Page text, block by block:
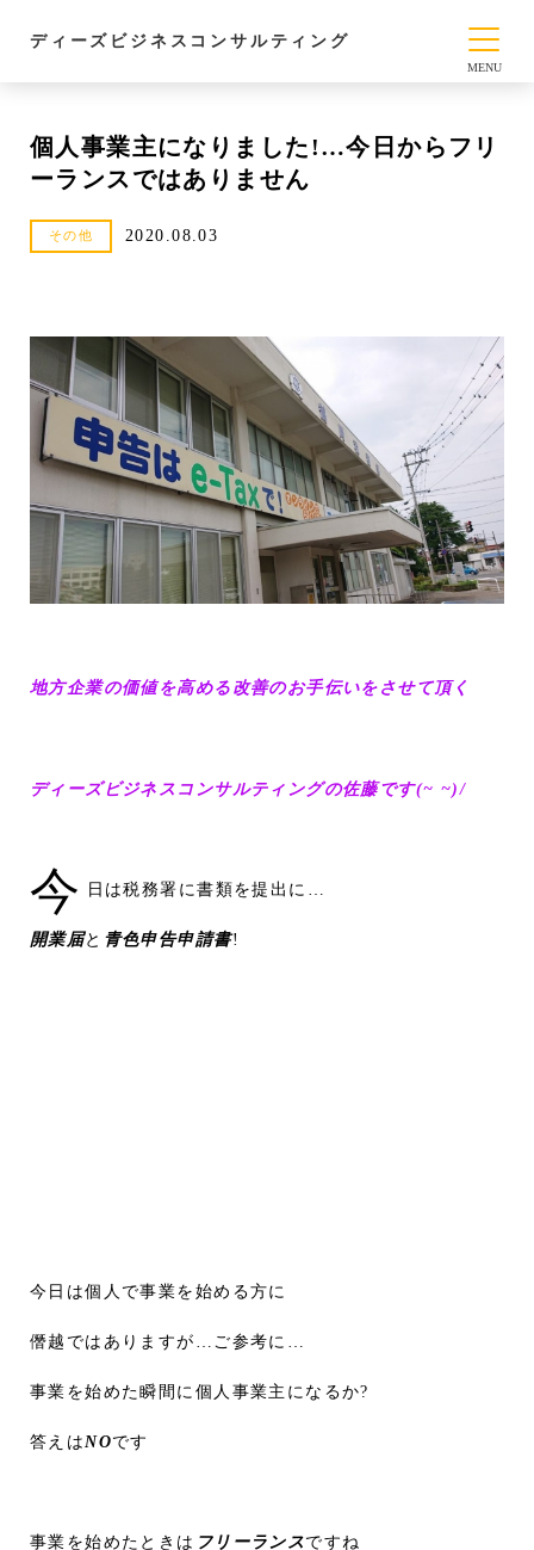
ディーズビジネスコンサルティング
個人事業主になりました!…今日からフリ
ーランスではありません
その他 2020.08.03
地方企業の価値を高める改善のお手伝いをさせて頂く
ディーズビジネスコンサルティングの佐藤です(~ ~)/
今 日は税務署に書類を提出に…
開業届と 青色申告申請書!
今日は個人で事業を始める方に
僭越ではありますが…ご参考に…
事業を始めた瞬間に個人事業主になるか?
答えはNOです
事業を始めたときは フリーランスですね